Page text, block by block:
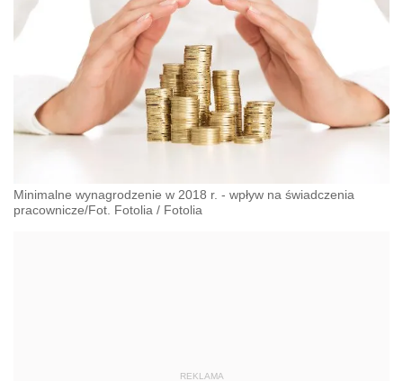
Minimalne wynagrodzenie w 2018 r. - wpływ na świadczenia
pracownicze/Fot. Fotolia / Fotolia